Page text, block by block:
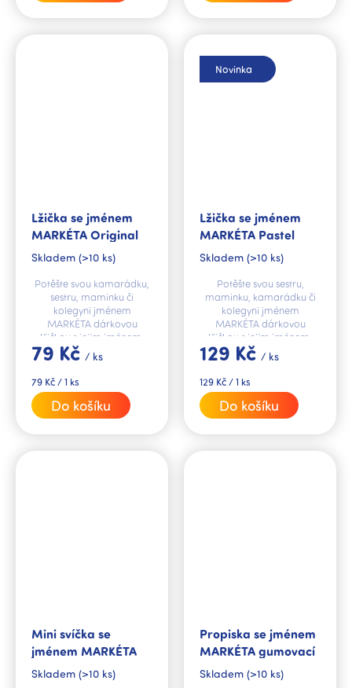
Lžička se jménem
MARKÉTA Original
Skladem (>10 ks)
79 Kč / ks
Měrná
cena:
79 Kč / 1 ks
Do košíku
Potěšte svou kamarádku,
sestru, maminku či
kolegyni jménem
MARKÉTA dárkovou
lžičkou s jejím jménem.
Spolu se jmenným hrnkem
ze stejné kolekce tvoří
dokonalý dárkový set.
Novinka
Lžička se jménem
MARKÉTA Pastel
Skladem (>10 ks)
129 Kč / ks
Měrná
cena:
129 Kč / 1 ks
Do košíku
Potěšte svou sestru,
maminku, kamarádku či
kolegyni jménem
MARKÉTA dárkovou
lžičkou s jejím jménem.
Spolu se jmenným hrnkem
ze stejné kolekce tvoří
dokonalý dárkový set.
Mini svíčka se
jménem MARKÉTA
Skladem (>10 ks)
Propiska se jménem
MARKÉTA gumovací
Skladem (>10 ks)